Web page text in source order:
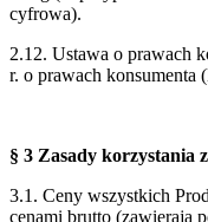
cyfrowa).
2.12. Ustawa o prawach
r. o prawach konsumenta
§ 3 Zasady korzystania
3.1. Ceny wszystkich
cenami brutto (zawierają